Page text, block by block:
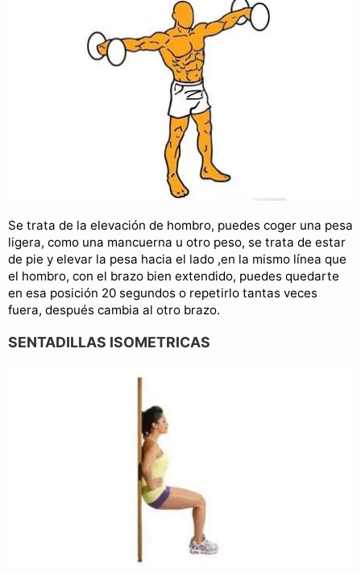
Se trata de la elevación de hombro, puedes coger una pesa
ligera, como una mancuerna u otro peso, se trata de estar
de pie y elevar la pesa hacia el lado ,en la mismo línea que
el hombro, con el brazo bien extendido, puedes quedarte
en esa posición 20 segundos o repetirlo tantas veces
fuera, después cambia al otro brazo.
SENTADILLAS ISOMETRICAS